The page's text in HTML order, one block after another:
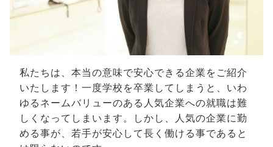
私たちは、本当の意味で安心できる企業をご紹介
いたします！一度学校を卒業してしまうと、いわ
ゆるネームバリューのある人気企業への就職は難
しくなってしまいます。しかし、人気の企業に勤
める事が、若手が安心して長く働ける事であると